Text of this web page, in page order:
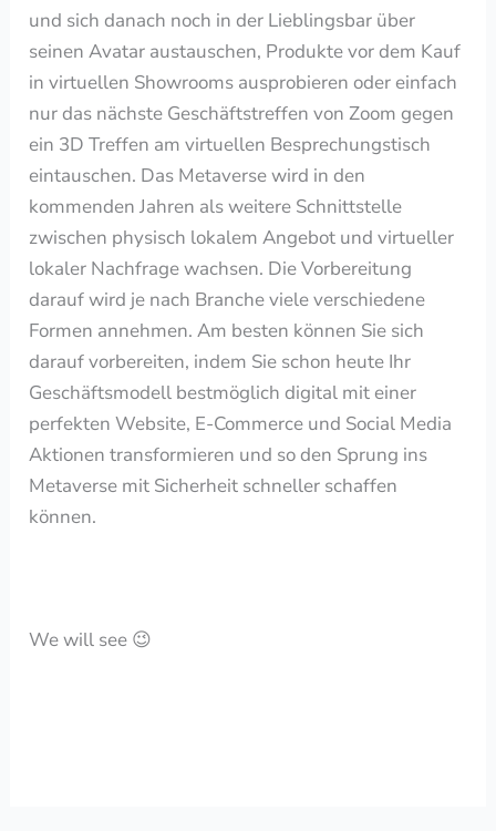
und sich danach noch in der Lieblingsbar über
seinen Avatar austauschen, Produkte vor dem Kauf
in virtuellen Showrooms ausprobieren oder einfach
nur das nächste Geschäftstreffen von Zoom gegen
ein 3D Treffen am virtuellen Besprechungstisch
eintauschen. Das Metaverse wird in den
kommenden Jahren als weitere Schnittstelle
zwischen physisch lokalem Angebot und virtueller
lokaler Nachfrage wachsen. Die Vorbereitung
daraufwird je nach Branche viele verschiedene
Formen annehmen.Am besten können Sie sich
darauf vorbereiten, indem Sie schon heute Ihr
Geschäftsmodell bestmöglich digital mit einer
perfekten Website, E-Commerce und Social Media
Aktionentransformieren und so den Sprung ins
Metaverse mit Sicherheit schneller schaffen
können.
We will see 😉